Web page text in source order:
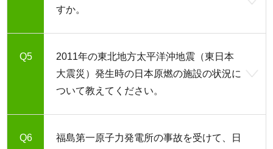
すか。
2011年の東北地方太平洋沖地震（東日本
大震災）発生時の日本原燃の施設の状況に
ついて教えてください。
福島第一原子力発電所の事故を受けて、日